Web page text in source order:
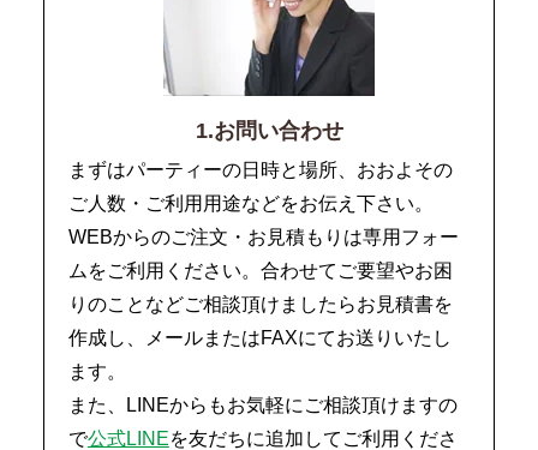
1.お問い合わせ
まずはパーティーの日時と場所、おおよその
ご人数・ご利用用途などをお伝え下さい。
WEBからのご注文・お見積もりは専用フォー
ムをご利用ください。合わせてご要望やお困
りのことなどご相談頂けましたらお見積書を
作成し、メールまたはFAXにてお送りいたし
ます。
また、LINEからもお気軽にご相談頂けますの
で公式LINEを友だちに追加してご利用くださ